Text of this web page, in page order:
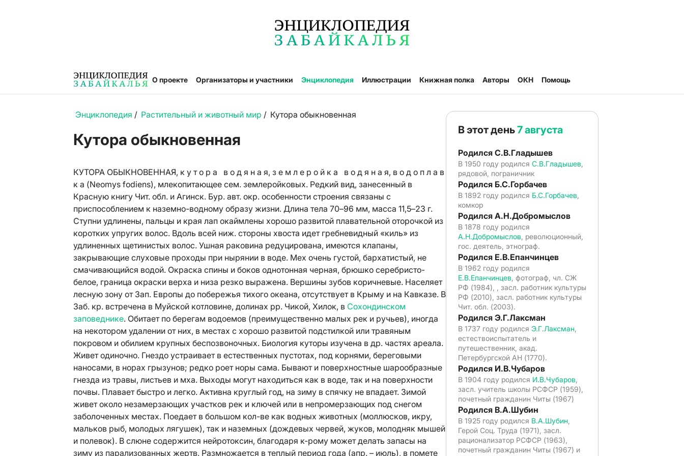
О проекте Организаторы и участники Энциклопедия Иллюстрации Книжная полка Авторы ОКН Помощь
Энциклопедия / Растительный и животный мир / Кутора обыкновенная
Кутора обыкновенная
КУТОРА ОБЫКНОВЕННАЯ, к у т о р а в о д я н а я, з е м л е р о й к а в о д я н а я, в о д о п л а в
к а (Neomys fodiens), млекопитающее сем. землеройковых. Редкий вид, занесенный в
Красную книгу Чит. обл. и Агинск. Бур. авт. окр. особенности строения связаны с
приспособлением к наземно-водному образу жизни. Длина тела 70–96 мм, масса 11,5–23 г.
Ступни удлинены, пальцы и края лап окаймлены хорошо развитой плавательной оторочкой из
коротких упругих волос. Вдоль всей ниж. стороны хвоста идет гребневидный «киль» из
удлиненных щетинистых волос. Ушная раковина редуцирована, имеются клапаны,
закрывающие слуховые проходы при нырянии в воде. Мех очень густой, бархатистый, не
смачивающийся водой. Окраска спины и боков однотонная черная, брюшко серебристо-
белое, граница окраски верха и низа резко выражена. Вершины зубов коричневые. Населяет
лесную зону от Зап. Европы до побережья тихого океана, отсутствует в Крыму и на Кавказе. В
Заб. кр. встречена в Муйской котловине, долинах рр. Чикой, Хилок, в Сохондинском
заповеднике. Обитает по берегам водоемов (преимущественно малых рек и ручьев), иногда
на некотором удалении от них, в местах с хорошо развитой подстилкой или травяным
покровом и обилием крупных беспозвоночных. Биология куторы изучена в др. частях ареала.
Живет одиночно. Гнездо устраивает в естественных пустотах, под корнями, береговыми
наносами, в норах грызунов; редко роет норы сама. Бывают и поверхностные шарообразные
гнезда из травы, листьев и мха. Выходы могут находиться как в воде, так и на поверхности
почвы. Плавает быстро и легко. Активна круглый год, на зиму в спячку не впадает. Зимой
живет около незамерзающих участков рек и ключей или в непромерзающих под снегом
заболоченных местах. Поедает в большом кол-ве как водных животных (моллюсков, икру,
мальков рыб, молодых лягушек), так и наземных (дождевых червей, жуков, молодняк мышей
и полевок). В слюне содержится нейротоксин, благодаря к-рому может делать запасы на
зиму из парализованных жертв. Размножается в теплый период года (апр. – июль), в помете
В этот день7 августа
Родился С.В.Гладышев
В 1950 году родился С.В.Гладышев
рядовой, пограничник
Родился Б.С.Горбачев
В 1892 году родился Б.С.Горбачев
комкор
Родился А.Н.Добромыслов
В 1878 году родился
А.Н.Добромыслов , революционный,
гос. деятель, этнограф.
Родился Е.В.Епанчинцев
В 1962 году родился
Е.В.Епанчинцев , фотограф, чл. СЖ
РФ (1984), , засл. работник культуры
РФ (2010), засл. работник культуры
Чит. обл. (2003).
Родился Э.Г.Лаксман
В 1737 году родился Э.Г.Лаксман
естествоиспытатель и
путешественник, акад.
Петербургской АН (1770).
Родился И.В.Чубаров
В 1904 году родился И.В.Чубаров
засл. учитель школы РСФСР (1959),
почетный гражданин Читы (1967)
Родился В.А.Шубин
В 1925 году родился В.А.Шубин
Герой Соц. Труда (1971), засл.
рационализатор РСФСР (1963),
почетный гражданин Читы (1967) и